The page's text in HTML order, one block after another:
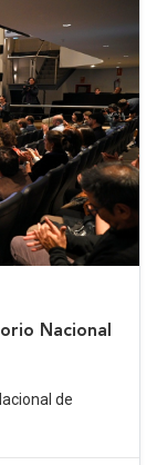
Nacional
de